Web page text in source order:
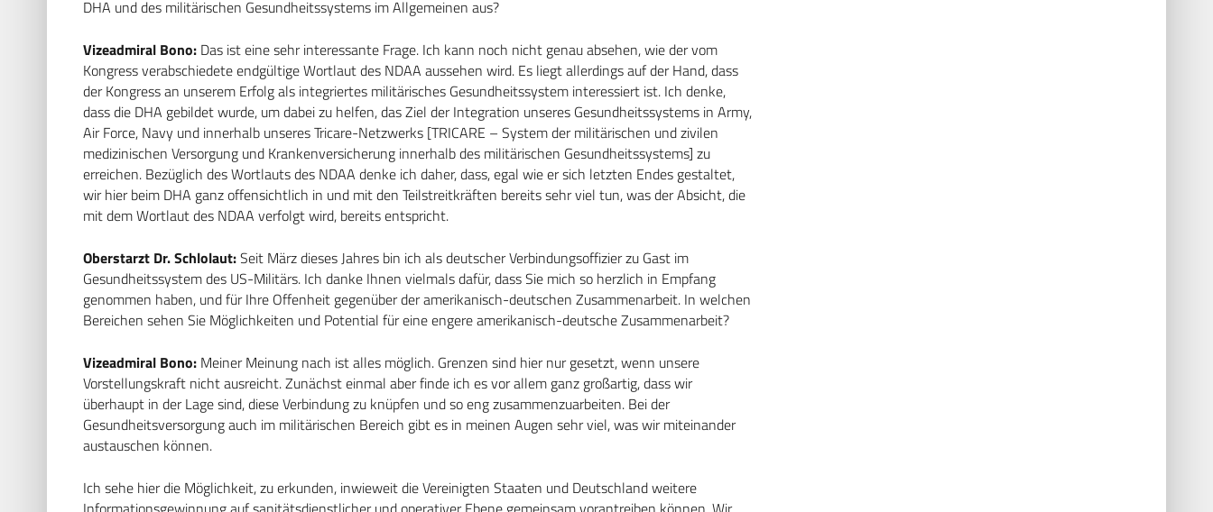
DHA und des militärischen Gesundheitssystems im Allgemeinen aus?
Vizeadmiral Bono: Das ist eine sehr interessante Frage. Ich kann noch nicht genau absehen, wie der vom
Kongress verabschiedete endgültige Wortlaut des NDAA aussehen wird. Es liegt allerdings auf der Hand, dass
der Kongress an unserem Erfolg als integriertes militärisches Gesundheitssystem interessiert ist. Ich denke,
dass die DHA gebildet wurde, um dabei zu helfen, das Ziel der Integration unseres Gesundheitssystems in Army,
Air Force, Navy und innerhalb unseres Tricare-Netzwerks [TRICARE – System der militärischen und zivilen
medizinischen Versorgung und Krankenversicherung innerhalb des militärischen Gesundheitssystems] zu
erreichen. Bezüglich des Wortlauts des NDAA denke ich daher, dass, egal wie er sich letzten Endes gestaltet,
wir hier beim DHA ganz offensichtlich in und mit den Teilstreitkräften bereits sehr viel tun, was der Absicht, die
mit dem Wortlaut des NDAA verfolgt wird, bereits entspricht.
Oberstarzt Dr. Schlolaut:Seit März dieses Jahres bin ich als deutscher Verbindungsoffizier zu Gast im
Gesundheitssystem des US-Militärs. Ich danke Ihnen vielmals dafür, dass Sie mich so herzlich in Empfang
genommen haben, und für Ihre Offenheit gegenüber der amerikanisch-deutschen Zusammenarbeit. In welchen
Bereichen sehen Sie Möglichkeiten und Potential für eine engere amerikanisch-deutsche Zusammenarbeit?
Vizeadmiral Bono: Meiner Meinung nach ist alles möglich. Grenzen sind hier nur gesetzt, wenn unsere
Vorstellungskraft nicht ausreicht. Zunächst einmal aber finde ich es vor allem ganz großartig, dass wir
überhaupt in der Lage sind, diese Verbindung zu knüpfen und so eng zusammenzuarbeiten. Bei der
Gesundheitsversorgung auch im militärischen Bereich gibt es in meinen Augen sehr viel, was wir miteinander
austauschen können.
Ich sehe hier die Möglichkeit, zu erkunden, inwieweit die Vereinigten Staaten und Deutschland weitere